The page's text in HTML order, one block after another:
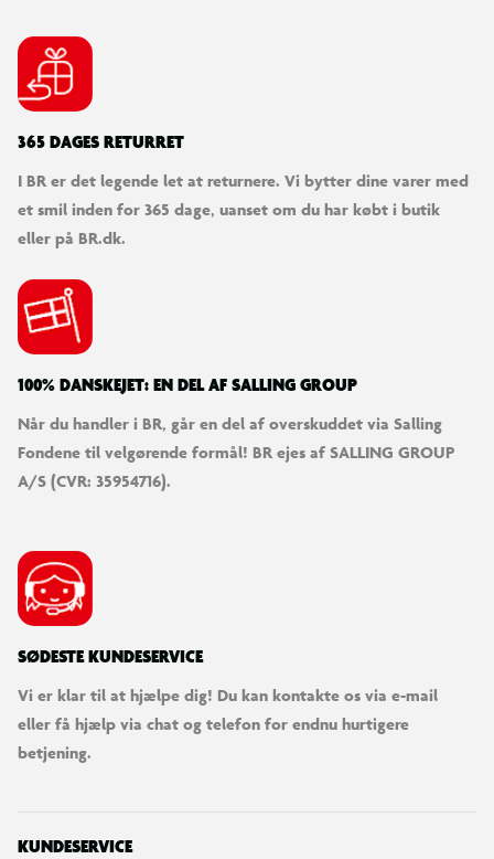
365 DAGES RETURRET
I BR er det legende let at returnere. Vi bytter dine varer med
et smil inden for 365 dage, uanset om du har købt i butik
eller på BR.dk.
100% DANSKEJET: EN DEL AF SALLING GROUP
Når du handler i BR, går en del af overskuddet via Salling
Fondene til velgørende formål! BR ejes af SALLING GROUP
A/S (CVR: 35954716).
SØDESTE KUNDESERVICE
Vi er klar til at hjælpe dig! Du kan kontakte os via e-mail
eller få hjælp via chat og telefon for endnu hurtigere
betjening.
KUNDESERVICE